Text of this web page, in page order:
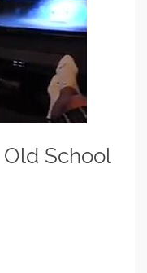
School